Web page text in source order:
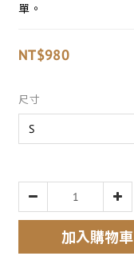
單。
NT$980
尺寸
加入購物車